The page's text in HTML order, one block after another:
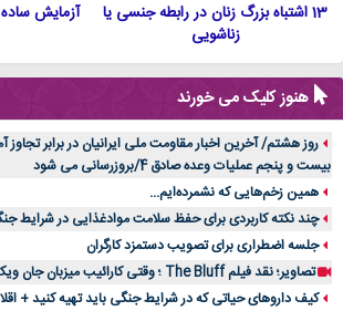
13 اشتباه بزرگ زنان در رابطه جنسی یا
زناشویی
آزمایش
هنوز کلیک می خورند
روز هشتم/ آخرین اخبار مقاومت ملی ایرانیان در برابر
بیست و پنجم عملیات وعده صادق 4/بروزرسانی می شود
همین زخم‌هایی که نشمرده‌ایم...
چند نکته کاربردی برای حفظ سلامت موادغذایی در شرایط
جلسه اضطراری برای تصویب دستمزد کارگران
تصاویر؛ نقد فیلم The Bluff ؛ وقتی کارائیب میزبان جان ویک می‌شود
کیف داروهای حیاتی که در شرایط جنگی باید تهیه کنید +